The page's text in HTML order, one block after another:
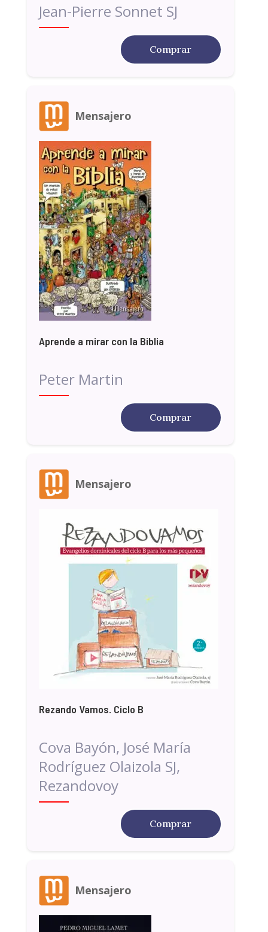
Jean-Pierre Sonnet SJ
Comprar
Mensajero
Aprende a mirar con la Biblia
Peter Martin
Comprar
Mensajero
Rezando Vamos. Ciclo B
Cova Bayón, José María
Rodríguez Olaizola SJ,
Rezandovoy
Comprar
Mensajero